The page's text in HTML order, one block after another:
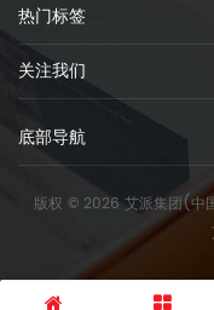
热门标签
关注我们
底部导航
版权 © 2026 艾派集团(中